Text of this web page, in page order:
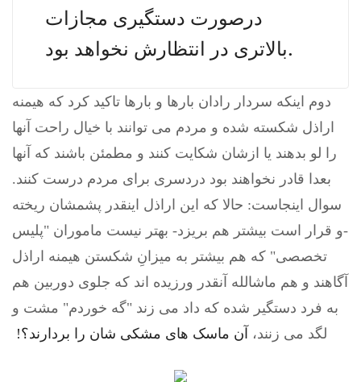
درصورت دستگیری مجازات
بالاتری در انتظارش نخواهد بود.
دوم اینکه سردار رادان بارها و بارها تاکید کرد که هیمنه
اراذل شکسته شده و مردم می توانند با خیال راحت آنها
را لو بدهند یا ازشان شکایت کنند و مطمئن باشند که آنها
بعدا قادر نخواهند بود دردسری برای مردم درست کنند.
سوال اینجاست: حالا که این اراذل اینقدر پشمشان ریخته
-و قرار است بیشتر هم بریزد- بهتر نیست ماموران "پلیس
تخصصی" که هم بیشتر به میزانِ شکستن هیمنه اراذل
آگاهند و هم ماشالله آنقدر ورزیده اند که جلوی دوربین هم
به فرد دستگیر شده که داد می زند "گه خوردم" مشت و
لگد می زنند،
آن ماسک های مشکی شان را بردارند؟!